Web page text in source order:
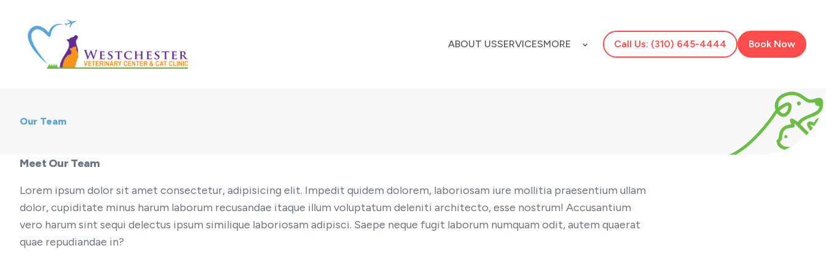
ABOUT USSERVICESMORE Call Us: (310) 645-4444 Book Now
Our Team
Meet Our Team
Lorem ipsum dolor sit amet consectetur, adipisicing elit. Impedit quidem dolorem, laboriosam iure mollitia praesentium ullam
dolor, cupiditate minus harum laborum recusandae itaque illum voluptatum deleniti architecto, esse nostrum! Accusantium
vero harum sint sequi delectus ipsum similique laboriosam adipisci. Saepe neque fugit laborum numquam odit, autem quaerat
quae repudiandae in?